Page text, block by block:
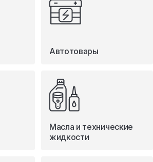
Автотовары
Масла и технические
жидкости